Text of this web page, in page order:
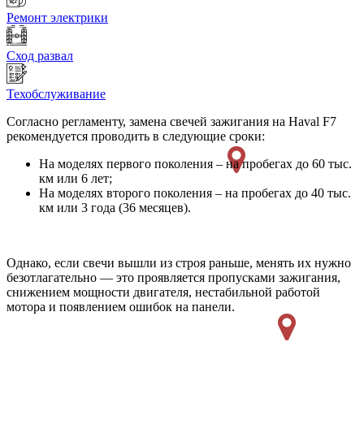
Ремонт электрики
Сход развал
Техобслуживание
Согласно регламенту, замена свечей зажигания на Haval F7
рекомендуется проводить в следующие сроки:
На моделях первого поколения – на пробегах до 60 тыс.
км или 6 лет;
На моделях второго поколения – на пробегах до 40 тыс.
км или 3 года (36 месяцев).
Однако, если свечи вышли из строя раньше, менять их нужно
безотлагательно — это проявляется пропусками зажигания,
снижением мощности двигателя, нестабильной работой
мотора и появлением ошибок на панели.